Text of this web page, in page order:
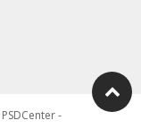
PSDCenter-